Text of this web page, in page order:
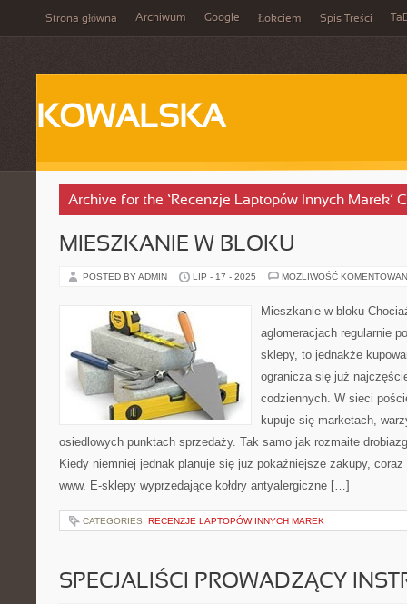
Strona główna Archiwum Google Łokciem Spis Treści
KOWALSKA
Archive for the ‘Recenzje Laptopów Innych Marek’
MIESZKANIE W BLOKU
POSTED BY ADMIN LIP - 17 - 2025 MOŻLIWOŚĆ
Mieszkanie w bloku
aglomeracjach regularnie
sklepy, to jednakże
ogranicza się już
codziennych. W sieci
kupuje się marketach,
osiedlowych punktach sprzedaży. Tak samo jak rozmaite
Kiedy niemniej jednak planuje się już pokaźniejsze zakupy,
www. E-sklepy wyprzedające kołdry antyalergiczne […]
CATEGORIES: RECENZJE LAPTOPÓW INNYCH MAREK
SPECJALIŚCI PROWADZĄCY